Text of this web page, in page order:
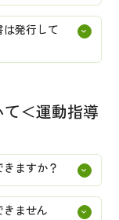
発行して
＜運動指導
ますか？
ません